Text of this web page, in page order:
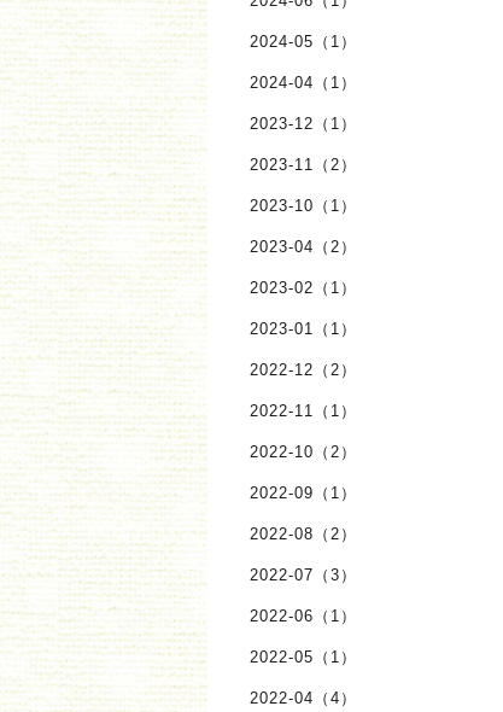
2024-05（1）
2024-04（1）
2023-12（1）
2023-11（2）
2023-10（1）
2023-04（2）
2023-02（1）
2023-01（1）
2022-12（2）
2022-11（1）
2022-10（2）
2022-09（1）
2022-08（2）
2022-07（3）
2022-06（1）
2022-05（1）
2022-04（4）